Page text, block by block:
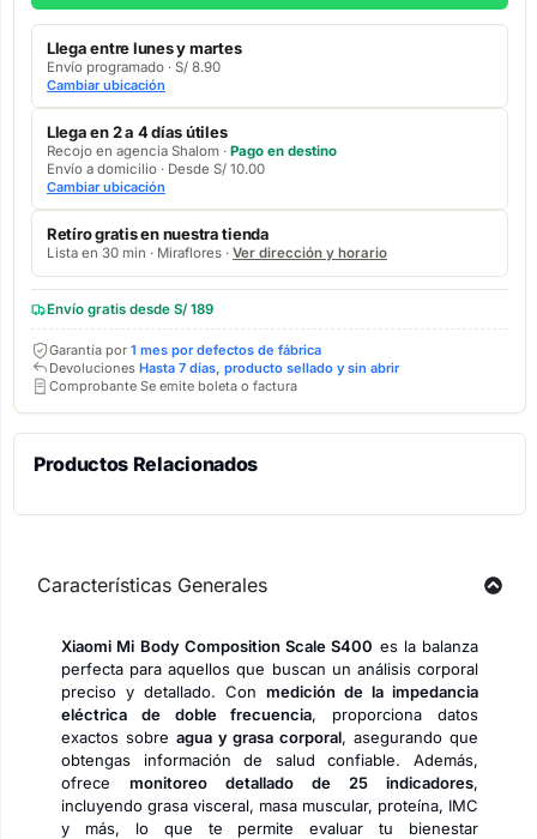
Llega entre lunes y martes
Envío programado · S/ 8.90
Cambiar ubicación
Llega en 2 a 4 días útiles
Recojo en agencia Shalom · Pago en destino
Envío a domicilio · Desde S/ 10.00
Cambiar ubicación
Retíro gratis en nuestra tienda
Lista en 30 min · Miraflores · Ver dirección y horario
Envío gratis desde S/ 189
Garantía por 1 mes por defectos de fábrica
Devoluciones Hasta 7 días, producto sellado y sin abrir
Comprobante Se emite boleta o factura
Productos Relacionados
Características Generales
Xiaomi Mi Body Composition Scale S400 es la balanza
perfecta para aquellos que buscan un análisis corporal
preciso y detallado. Con medición de la impedancia
eléctrica de doble frecuencia, proporciona datos
exactos sobre agua y grasa corporal, asegurando que
obtengas información de salud confiable. Además,
ofrece monitoreo detallado de 25 indicadores,
incluyendo grasa visceral, masa muscular, proteína, IMC
y más, lo que te permite evaluar tu bienestar